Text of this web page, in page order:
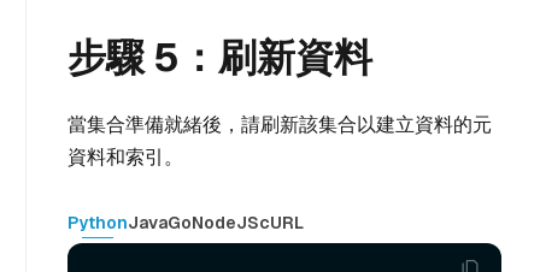
步驟 5：刷新資料
當集合準備就緒後，請刷新該集合以建立資料的元
資料和索引。
PythonJavaGoNodeJScURL